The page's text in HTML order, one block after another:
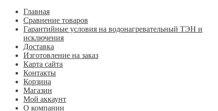
Главная
Cравнение товаров
Гарантийные условия на водонагревательный ТЭН и
исключения
Доставка
Изготовление на заказ
Карта сайта
Контакты
Корзина
Магазин
Мой аккаунт
О компании